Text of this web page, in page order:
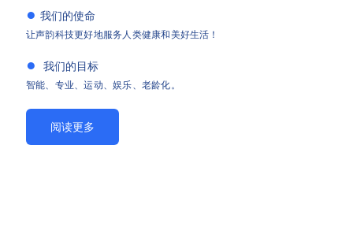
● 我们的使命
让声韵科技更好地服务人类健康和美好生活！
● 我们的目标
智能、专业、运动、娱乐、老龄化。
阅读更多